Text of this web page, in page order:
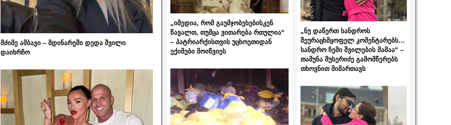
მძიმე ამბავი – მდინარეში დედა შვილი
დაიხრჩო
„იმედია, რომ გაუმჯობესებისკენ
წავალთ, თუმცა ვითარება რთულია“
– პატრიარქისთვის უცხოეთიდან
ექიმები მოიწვიეს
„ნუ დაწერთ სანდროს
შეურაცხმყოფელ კომენტარებს…
სანდრო ჩემი შვილების მამაა“ –
თამუნა მუსერიძე გამომწერებს
თხოვნით მიმართავს